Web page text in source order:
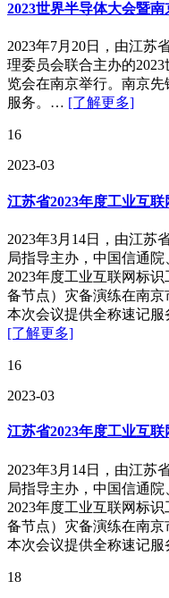
2023世界半导体大会暨
2023年7月20日，由江苏
理委员会联合主办的
览会在南京举行。南京
服务。… [了解更多]
16
2023-03
江苏省2023年度工业互
2023年3月14日，由江苏
局指导主办，中国信通
2023年度工业互联网标
备节点）灾备演练在南
本次会议提供全称速记
[了解更多]
16
2023-03
江苏省2023年度工业互
2023年3月14日，由江苏
局指导主办，中国信通
2023年度工业互联网标
备节点）灾备演练在南
本次会议提供全称速记
18